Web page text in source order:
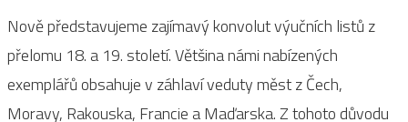
Nově představujeme zajímavý konvolut výučních listů z
přelomu 18. a 19. století. Většina námi nabízených
exemplářů obsahuje v záhlaví veduty měst z Čech,
Moravy, Rakouska, Francie a Maďarska. Z tohoto důvodu